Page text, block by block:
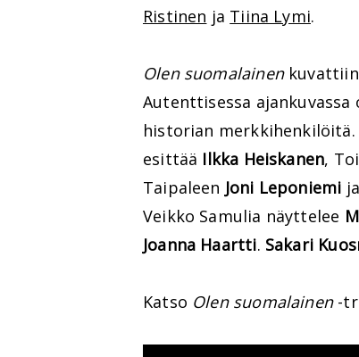
Ristinen ja Tiina Lymi.
Olen suomalainenkuvattiin
Autenttisessa
historian merkkihenkilöitä.
esittää Ilkka Heiskanen,
Taipaleen Joni Leponiemi
Veikko Samulia näyttelee
Joanna Haartti. Sakari
Katso Olen suomalainen-